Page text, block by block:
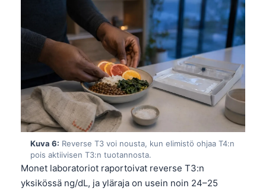
Kuva 6: Reverse T3 voi nousta, kun elimistö ohjaa T4:n
pois aktiivisen T3:n tuotannosta.
Monet laboratoriot raportoivat reverse T3:n
yksikössä ng/dL, ja yläraja on usein noin 24–25